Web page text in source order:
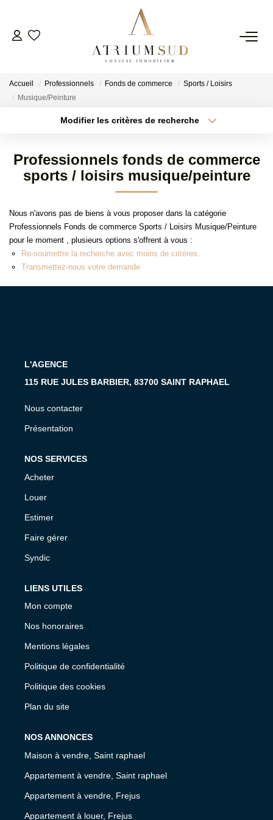
TRANSACTION
SYNDIC
ESTIMATION
AGENCE
Accueil Professionnels Fonds de commerce
Sports / Loisirs
Musique/Peinture
Modifier les critères de recherche
Sélectionnez...
Type de bien
Surface min
Créer une alerte
Professionnels fonds de commerce
sports / loisirs musique/peinture
Nous n'avons pas de biens à vous proposer dans la catégorie
Professionnels Fonds de commerce Sports / Loisirs Musique/Peinture
pour le moment , plusieurs options s'offrent à vous :
Re-soumettre la recherche avec moins de critères.
Transmettez-nous votre demande
L'AGENCE
115 RUE JULES BARBIER, 83700 SAINT RAPHAEL
Nous contacter
Présentation
NOS SERVICES
Acheter
Louer
Estimer
Faire gérer
Syndic
LIENS UTILES
Mon compte
Nos honoraires
Mentions légales
Politique de confidentialité
Politique des cookies
Plan du site
NOS ANNONCES
Maison à vendre, Saint raphael
Appartement à vendre, Saint raphael
Appartement à vendre, Frejus
Appartement à louer, Frejus